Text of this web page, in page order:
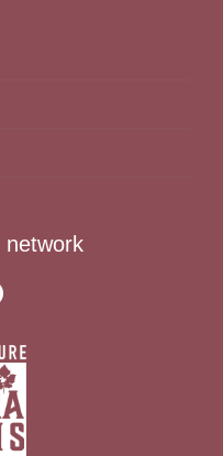
network